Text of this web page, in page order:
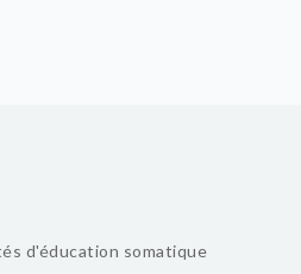
d'éducation somatique